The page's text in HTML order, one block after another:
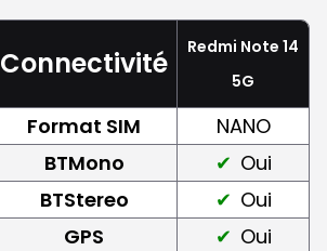
Connectivité
Redmi Note 14
5G
Format SIM
NANO
BTMono
Oui
BTStereo
Oui
GPS
Oui